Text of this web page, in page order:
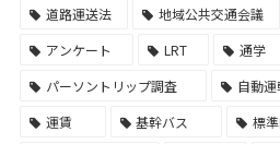
道路運送法
地域公共交通会議
アンケート
LRT 通学
パーソントリップ調査
自動運
運賃
基幹バス
標